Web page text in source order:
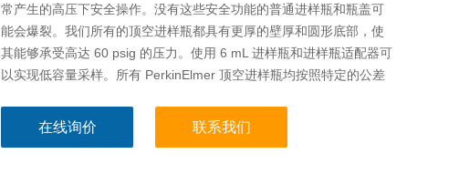
常产生的高压下安全操作。没有这些安全功能的普通进样瓶和瓶盖可
能会爆裂。我们所有的顶空进样瓶都具有更厚的壁厚和圆形底部，使
其能够承受高达 60 psig 的压力。使用 6 mL 进样瓶和进样瓶适配器可
以实现低容量采样。所有 PerkinElmer 顶空进样瓶均按照特定的公差
在线询价 联系我们